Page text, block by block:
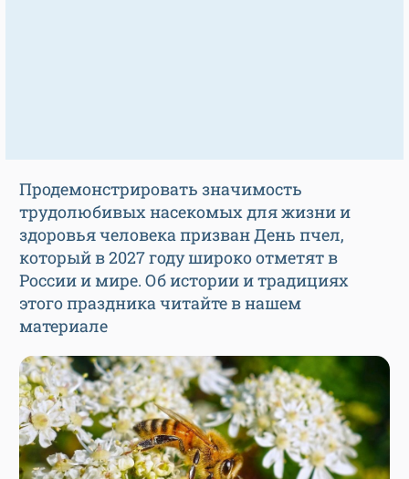
Продемонстрировать значимость
трудолюбивых насекомых для жизни и
здоровья человека призван День пчел,
который в 2027 году широко отметят в
России и мире. Об истории и традициях
этого праздника читайте в нашем
материале